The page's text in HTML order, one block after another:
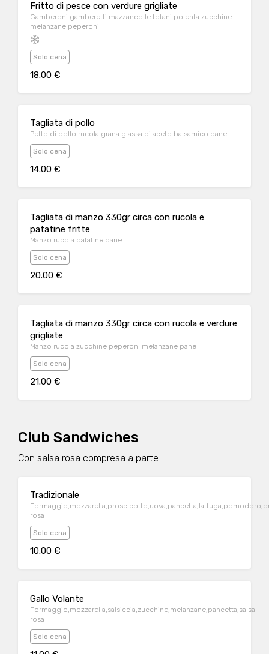
Fritto di pesce con verdure grigliate
Gamberoni gamberetti mazzancolle totani polenta zucchine
melanzane peperoni
Solo cena
18.00 €
Tagliata di pollo
Petto di pollo rucola grana glassa di aceto balsamico pane
Solo cena
14.00 €
Tagliata di manzo 330gr circa con rucola e
patatine fritte
Manzo rucola patatine pane
Solo cena
20.00 €
Tagliata di manzo 330gr circa con rucola e verdure
grigliate
Manzo rucola zucchine peperoni melanzane pane
Solo cena
21.00 €
Club Sandwiches
Con salsa rosa compresa a parte
Tradizionale
rosa
Solo cena
10.00 €
Gallo Volante
Formaggio,mozzarella,salsiccia,zucchine,melanzane,pancetta,salsa
rosa
Solo cena